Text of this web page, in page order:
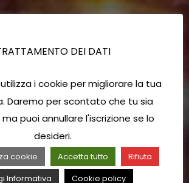
DEI DATI
i cookie per migliorare la tua
Daremo per scontato che tu sia
puoi annullare l'iscrizione se lo
desideri.
cookie Accetta tutto
Rifiuta
Informativa
Cookie policy